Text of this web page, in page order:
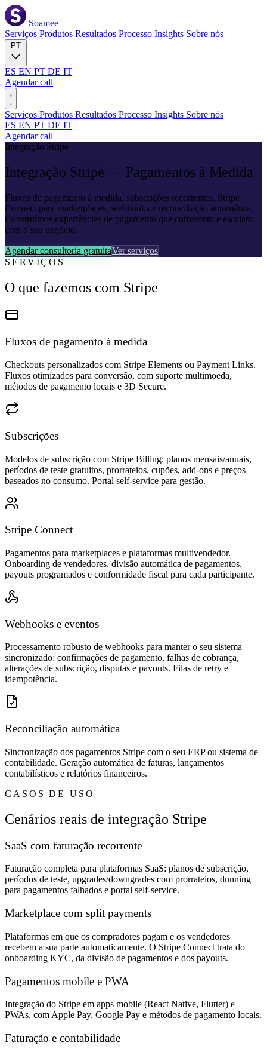
Soamee
Serviços Produtos Resultados Processo Insights Sobre nós
ES EN PT DE IT
Agendar call
Serviços Produtos Resultados Processo Insights Sobre nós
ES EN PT DE IT
Agendar call
Integração Stripe
Integração Stripe — Pagamentos à Medida
Fluxos de pagamento à medida, subscrições recorrentes, Stripe
Connect para marketplaces, webhooks e reconciliação automática.
Construímos experiências de pagamento que convertem e escalam
com o seu negócio.
Agendar consultoria gratuitaVer serviços
SERVIÇOS
O que fazemos com Stripe
Fluxos de pagamento à medida
Checkouts personalizados com Stripe Elements ou Payment Links.
Fluxos otimizados para conversão, com suporte multimoeda,
métodos de pagamento locais e 3D Secure.
Subscrições
Modelos de subscrição com Stripe Billing: planos mensais/anuais,
períodos de teste gratuitos, prorrateios, cupões, add-ons e preços
baseados no consumo. Portal self-service para gestão.
Stripe Connect
Pagamentos para marketplaces e plataformas multivendedor.
Onboarding de vendedores, divisão automática de pagamentos,
payouts programados e conformidade fiscal para cada participante.
Webhooks e eventos
Processamento robusto de webhooks para manter o seu sistema
sincronizado: confirmações de pagamento, falhas de cobrança,
alterações de subscrição, disputas e payouts. Filas de retry e
idempotência.
Reconciliação automática
Sincronização dos pagamentos Stripe com o seu ERP ou sistema de
contabilidade. Geração automática de faturas, lançamentos
contabilísticos e relatórios financeiros.
CASOS DE USO
Cenários reais de integração Stripe
SaaS com faturação recorrente
Faturação completa para plataformas SaaS: planos de subscrição,
períodos de teste, upgrades/downgrades com prorrateios, dunning
para pagamentos falhados e portal self-service.
Marketplace com split payments
Plataformas em que os compradores pagam e os vendedores
recebem a sua parte automaticamente. O Stripe Connect trata do
onboarding KYC, da divisão de pagamentos e dos payouts.
Pagamentos mobile e PWA
Integração do Stripe em apps mobile (React Native, Flutter) e
PWAs, com Apple Pay, Google Pay e métodos de pagamento locais.
Faturação e contabilidade